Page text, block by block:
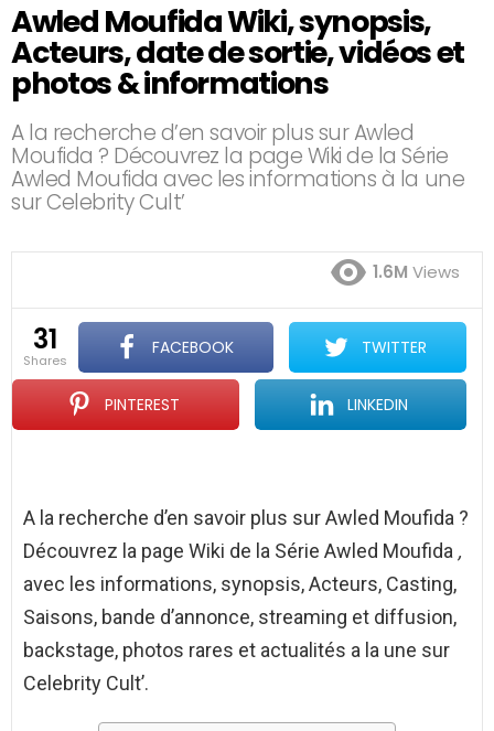
Awled Moufida Wiki, synopsis,
Acteurs, date de sortie, vidéos et
photos & informations
A la recherche d’en savoir plus sur Awled
Moufida ? Découvrez la page Wiki de la Série
Awled Moufida avec les informations à la une
sur Celebrity Cult’
1.6M Views
31
shares
FACEBOOK TWITTER
PINTEREST LINKEDIN
A la recherche d’en savoir plus sur Awled Moufida ?
Découvrez la page Wiki de la Série Awled Moufida ,
avec les informations, synopsis, Acteurs, Casting,
Saisons, bande d’annonce, streaming et diffusion,
backstage, photos rares et actualités a la une sur
Celebrity Cult’.